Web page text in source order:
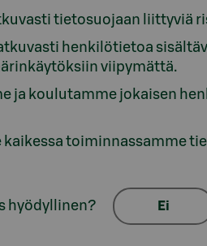
tietosuojaan liittyviä
henkilötietoa
viipymättä.
ja koulutamme jokaisen
toiminnassamme
hyödyllinen? Ei